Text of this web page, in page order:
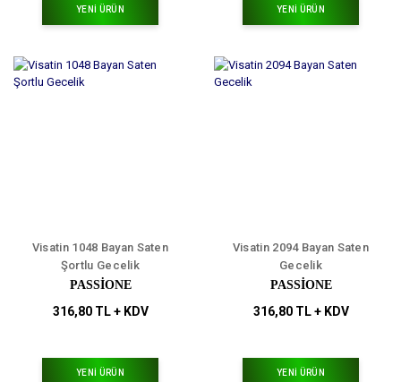
YENİ ÜRÜN YENİ ÜRÜN
Visatin 1048 Bayan Saten
Şortlu Gecelik
PASSİONE
316,80 TL + KDV
YENİ ÜRÜN
Visatin 2094 Bayan Saten
Gecelik
PASSİONE
316,80 TL + KDV
YENİ ÜRÜN